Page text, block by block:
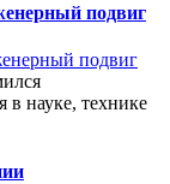
подвиг
в науке, технике